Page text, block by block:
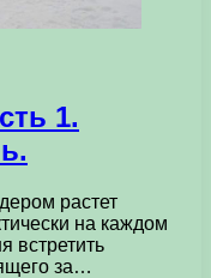
1.
растет
на каждом
встретить
за…